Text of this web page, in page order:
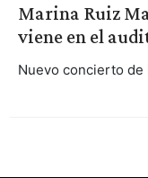
Marina Ruiz
viene en el
Nuevo concierto de